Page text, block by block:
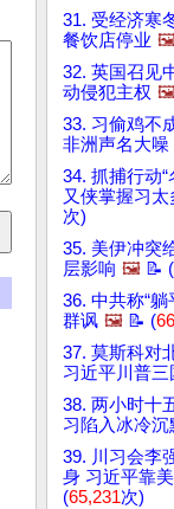
31. 受经济寒
餐饮店停业
32. 英国召见
动侵犯主权
33. 习偷鸡不
非洲声名大噪
34. 抓捕行动
又侠掌握习
次)
35. 美伊冲突
层影响 🖼️ 📝 (
36. 中共称“
群讽 🖼️ 📝 (
37. 莫斯科对
习近平川普三
38. 两小时十
习陷入冰冷沉
39. 川习会李
身 习近平靠
(65,231次)